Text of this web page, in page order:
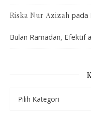
Riska Nur Azizah pada
Bulan Ramadan, Efektif